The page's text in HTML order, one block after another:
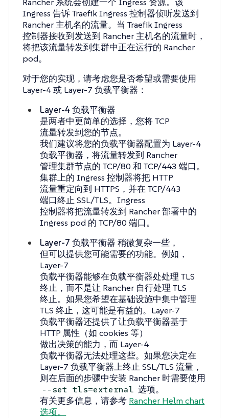
Ingress 告诉 Traefik Ingress 控制器侦听发送到
Rancher 主机名的流量。当 Traefik Ingress
控制器接收到发送到 Rancher 主机名的流量时，
将把该流量转发到集群中正在运行的 Rancher
pod。
对于您的实现，请考虑您是否希望或需要使用
Layer-4 或 Layer-7 负载平衡器：
Layer-4 负载平衡器
是两者中更简单的选择，您将 TCP
流量转发到您的节点。
我们建议将您的负载平衡器配置为 Layer-4
负载平衡器，将流量转发到 Rancher
管理集群节点的 TCP/80 和 TCP/443 端口。
集群上的 Ingress 控制器将把 HTTP
流量重定向到 HTTPS，并在 TCP/443
端口终止 SSL/TLS。Ingress
控制器将把流量转发到 Rancher 部署中的
Ingress pod 的 TCP/80 端口。
Layer-7 负载平衡器 稍微复杂一些，
但可以提供您可能需要的功能。例如，
Layer-7
负载平衡器能够在负载平衡器处处理 TLS
终止，而不是让 Rancher 自行处理 TLS
终止。如果您希望在基础设施中集中管理
TLS 终止，这可能是有益的。Layer-7
负载平衡器还提供了让负载平衡器基于
HTTP 属性（如 cookies 等）
做出决策的能力，而 Layer-4
负载平衡器无法处理这些。如果您决定在
Layer-7 负载平衡器上终止 SSL/TLS 流量，
则在后面的步骤中安装 Rancher 时需要使用
--set tls=external 选项。
有关更多信息，请参考 Rancher Helm chart
选项。